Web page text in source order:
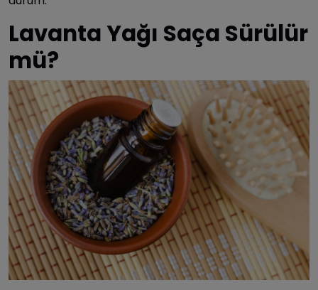
Lavanta Yağı Saça Sürülür
mü?